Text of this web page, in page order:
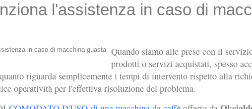
l'assistenza in caso di
Quando siamo alle prese con il
prodotti o servizi acquistati, spesso
riguarda semplicemente i tempi di intervento rispetto alla
operatività per l'effettiva risoluzione del problema.